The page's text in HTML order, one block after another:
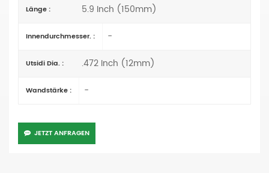
Länge : 5.9 Inch (150mm)
Innendurchmesser. : -
Utsidi Dia. : .472 Inch (12mm)
Wandstärke : -
JETZT ANFRAGEN